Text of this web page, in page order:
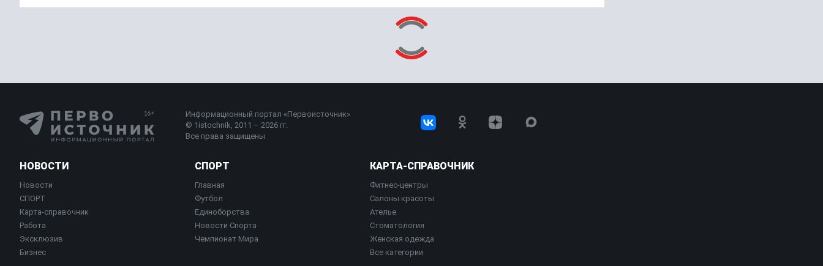
Информационный портал «Первоисточник»
© 1istochnik, 2011 – 2026 гг.
Все права защищены
НОВОСТИ
Новости
СПОРТ
Карта-справочник
Работа
Эксклюзив
Бизнес
СПОРТ
Главная
Футбол
Единоборства
Новости Спорта
Чемпионат Мира
КАРТА-СПРАВОЧНИК
Фитнес-центры
Салоны красоты
Ателье
Стоматология
Женская одежда
Все категории